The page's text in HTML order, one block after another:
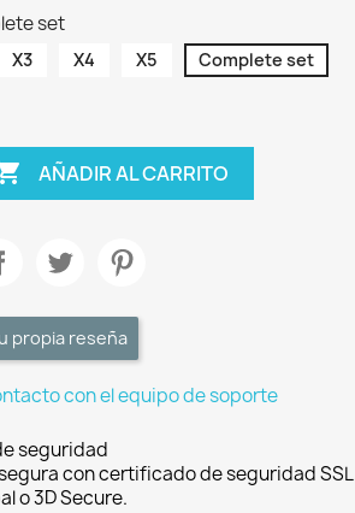
set
X3 X4 X5 Complete set
AÑADIR AL CARRITO
propia reseña
con el equipo de soporte
seguridad
con certificado de seguridad
o 3D Secure.